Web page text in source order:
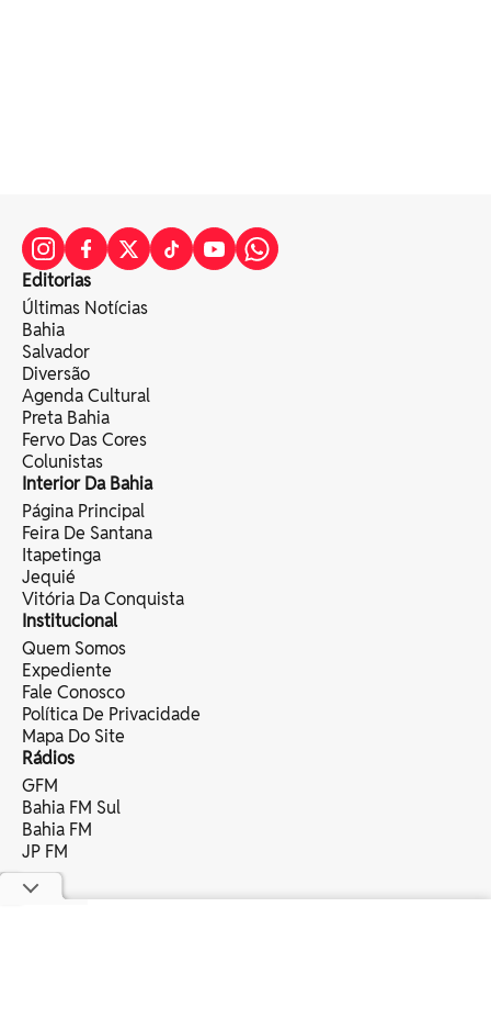
Editorias
Últimas Notícias
Bahia
Salvador
Diversão
Agenda Cultural
Preta Bahia
Fervo Das Cores
Colunistas
Interior Da Bahia
Página Principal
Feira De Santana
Itapetinga
Jequié
Vitória Da Conquista
Institucional
Quem Somos
Expediente
Fale Conosco
Política De Privacidade
Mapa Do Site
Rádios
GFM
Bahia FM Sul
Bahia FM
JP FM